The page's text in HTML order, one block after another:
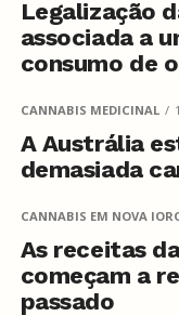
Legalização
associada a
consumo de
CANNABIS MEDICINAL
A Austrália
demasiada
CANNABIS EM NOVA
As receitas
começam a
passado